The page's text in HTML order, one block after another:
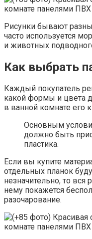
Рисунки бывают
часто используется
и животных
Как выбрать
Каждый покупатель
какой формы и цвета
в ванной комнате его
Основным
должно быть
пластика.
Если вы купите
отдельных планок
незначительно, то вся
нему покажется
разочарование.